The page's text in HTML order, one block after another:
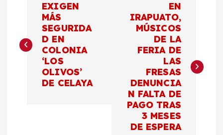
v
EXIGEN
MÁS
SEGURIDA
D EN
COLONIA
‘LOS
OLIVOS’
DE CELAYA
EN
IRAPUATO,
MÚSICOS
DE LA
FERIA DE
LAS
FRESAS
DENUNCIA
N FALTA DE
PAGO TRAS
3 MESES
DE ESPERA